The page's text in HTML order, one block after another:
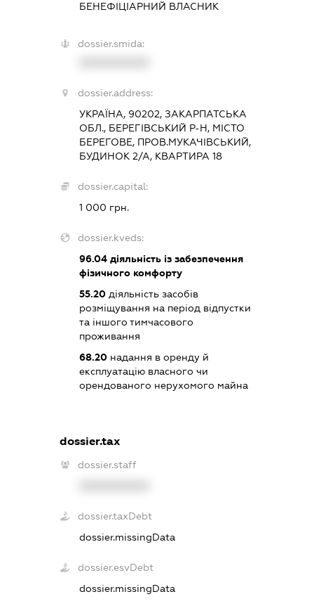
БЕНЕФІЦІАРНИЙ ВЛАСНИК
dossier.smida:
dossier.address:
УКРАЇНА, 90202, ЗАКАРПАТСЬКА
ОБЛ., БЕРЕГІВСЬКИЙ Р-Н, МІСТО
БЕРЕГОВЕ, ПРОВ.МУКАЧІВСЬКИЙ,
БУДИНОК 2/А, КВАРТИРА 18
dossier.capital:
1 000 грн.
dossier.kveds:
96.04 діяльність із забезпечення
фізичного комфорту
55.20 діяльність засобів
розміщування на період відпустки
та іншого тимчасового
проживання
68.20 надання в оренду й
експлуатацію власного чи
орендованого нерухомого майна
dossier.tax
dossier.staff
dossier.taxDebt
dossier.missingData
dossier.esvDebt
dossier.missingData